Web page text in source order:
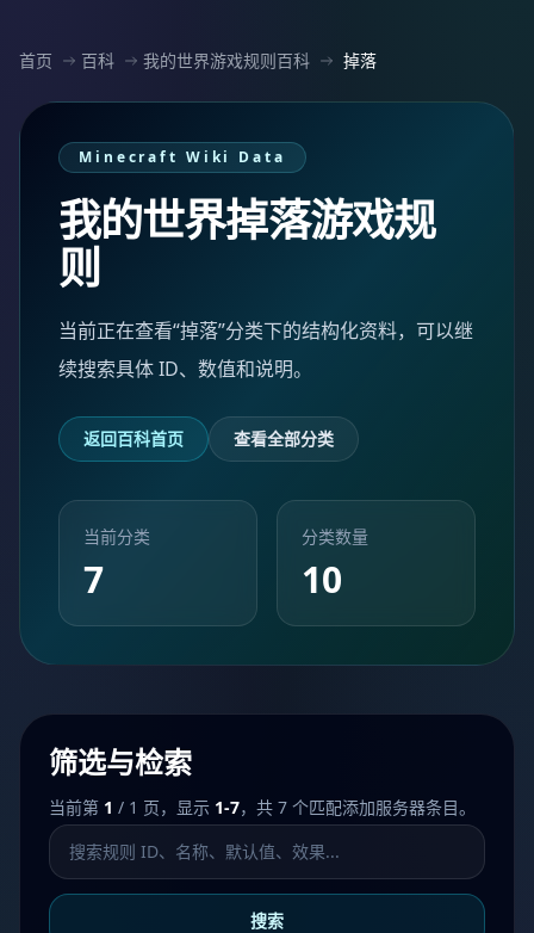
首页 百科 我的世界游戏规则百科 掉落
Minecraft Wiki Data
我的世界掉落游戏规
则
当前正在查看“掉落”分类下的结构化资料，可以继
续搜索具体 ID、数值和说明。
返回百科首页 查看全部分类
当前分类
7
分类数量
10
筛选与检索
当前第 1 / 1 页，显示 1-7，共 7 个匹配添加服务器条目。
搜索添加服务器
搜索